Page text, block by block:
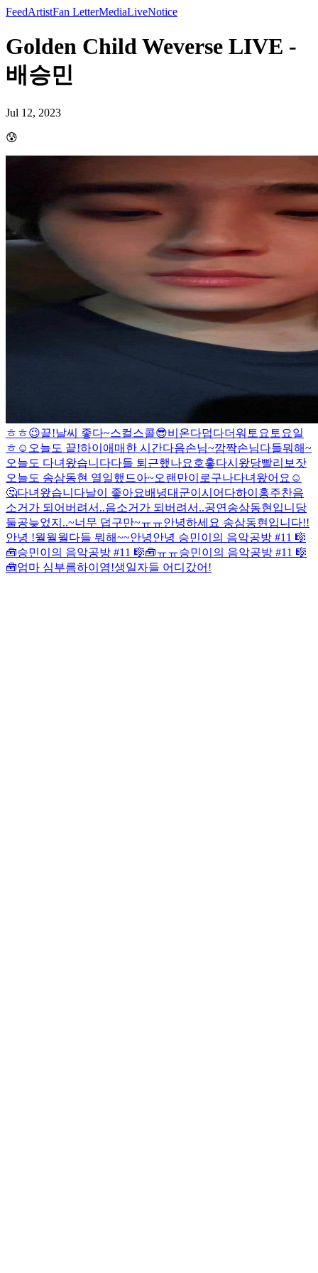
FeedArtistFan LetterMediaLiveNotice
Golden Child Weverse LIVE -
배승민
Jul 12, 2023
😰
ㅎㅎ😉끝!날씨 좋다~스컬스콜😎비온다덥다더워 토요토요일
ㅎ ☺️ 오늘도 끝!하이 애매한 시간다음손님~깜짝손님다들뭐해~
오늘도 다녀왔습니다다들 퇴근했나요호홓다시왔당빨리보잣
오늘도 송삼동현 열일했드아~오랜만이로구나다녀왔어요☺️
🤔다녀왔습니다날이 좋아요배녕대군이시어다하이 홍주찬음
소거가 되어버려서..음소거가 되버려서..공연 송삼동현입니당
둘공늦었지..~너무 덥구만~ㅠㅠ안녕하세요 송삼동현입니다!!
안녕 !월월월다들 뭐해~~안녕안녕 승민이의 음악공방 #11 🎼
🧰승민이의 음악공방 #11 🎼🧰ㅠㅠ승민이의 음악공방 #11 🎼
🧰엄마 심부름하이염!생일자들 어디갔어!